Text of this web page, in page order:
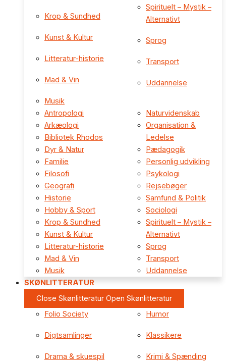
Krop & Sundhed
Kunst & Kultur
Litteratur-historie
Mad & Vin
Musik
Spirituelt – Mystik –
Alternativt
Sprog
Transport
Uddannelse
Antropologi
Arkæologi
Bibliotek Rhodos
Dyr & Natur
Familie
Filosofi
Geografi
Historie
Hobby & Sport
Krop & Sundhed
Kunst & Kultur
Litteratur-historie
Mad & Vin
Musik
Naturvidenskab
Organisation &
Ledelse
Pædagogik
Personlig udvikling
Psykologi
Rejsebøger
Samfund & Politik
Sociologi
Spirituelt – Mystik –
Alternativt
Sprog
Transport
Uddannelse
SKØNLITTERATUR
Close Skønlitteratur Open Skønlitteratur
Folio Society
Digtsamlinger
Drama & skuespil
Humor
Klassikere
Krimi & Spænding